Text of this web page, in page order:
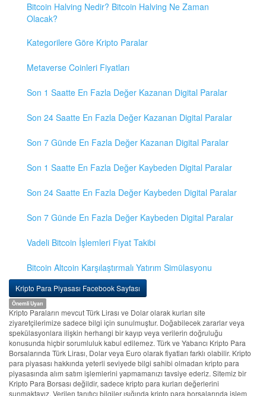
Bitcoin Halving Nedir? Bitcoin Halving Ne Zaman
Olacak?
Kategorilere Göre Kripto Paralar
Metaverse Coinleri Fiyatları
Son 1 Saatte En Fazla Değer Kazanan Digital Paralar
Son 24 Saatte En Fazla Değer Kazanan Digital Paralar
Son 7 Günde En Fazla Değer Kazanan Digital Paralar
Son 1 Saatte En Fazla Değer Kaybeden Digital Paralar
Son 24 Saatte En Fazla Değer Kaybeden Digital Paralar
Son 7 Günde En Fazla Değer Kaybeden Digital Paralar
Vadeli Bitcoin İşlemleri Fiyat Takibi
Bitcoin Altcoin Karşılaştırmalı Yatırım Simülasyonu
Kripto Para Piyasası Facebook Sayfası
Önemli Uyarı
Kripto Paraların mevcut Türk Lirası ve Dolar olarak kurları site
ziyaretçilerimize sadece bilgi için sunulmuştur. Doğabilecek zararlar veya
spekülasyonlara ilişkin herhangi bir kayıp veya verilerin doğruluğu
konusunda hiçbir sorumluluk kabul edilemez. Türk ve Yabancı Kripto Para
Borsalarında Türk Lirası, Dolar veya Euro olarak fiyatları farklı olabilir. Kripto
para piyasası hakkında yeterli seviyede bilgi sahibi olmadan kripto para
piyasasında alım satım işlemlerini yapmamanızı tavsiye ederiz. Sitemiz bir
Kripto Para Borsası değildir, sadece kripto para kurları değerlerini
sunmaktayız. Verilen tanıtıcı bilgiler ışığında kripto para borsalarında işlem